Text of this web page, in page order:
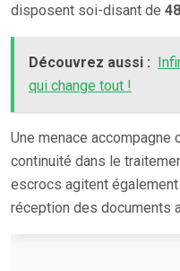
disposent soi-disant de
Découvrez aussi :
qui change tout !
Une menace accompagne
continuité dans le
escrocs agitent
réception des documents